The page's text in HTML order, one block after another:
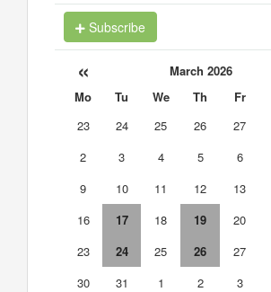
Subscribe
« March 2026
Mo Tu We Th Fr
23
24 25 26 27
2
3 4 5 6
9
10 11 12 13
16
17 18 19 20
23
24 25 26 27
30
31 1 2 3